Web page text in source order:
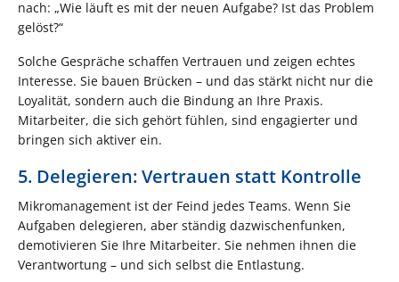
nach: „Wie läuft es mit der neuen Aufgabe? Ist das Problem
gelöst?“
Solche Gespräche schaffen Vertrauen und zeigen echtes
Interesse. Sie bauen Brücken – und das stärkt nicht nur die
Loyalität, sondern auch die Bindung an Ihre Praxis.
Mitarbeiter, die sich gehört fühlen, sind engagierter und
bringen sich aktiver ein.
5. Delegieren: Vertrauen statt Kontrolle
Mikromanagement ist der Feind jedes Teams. Wenn Sie
Aufgaben delegieren, aber ständig dazwischenfunken,
demotivieren Sie Ihre Mitarbeiter. Sie nehmen ihnen die
Verantwortung – und sich selbst die Entlastung.